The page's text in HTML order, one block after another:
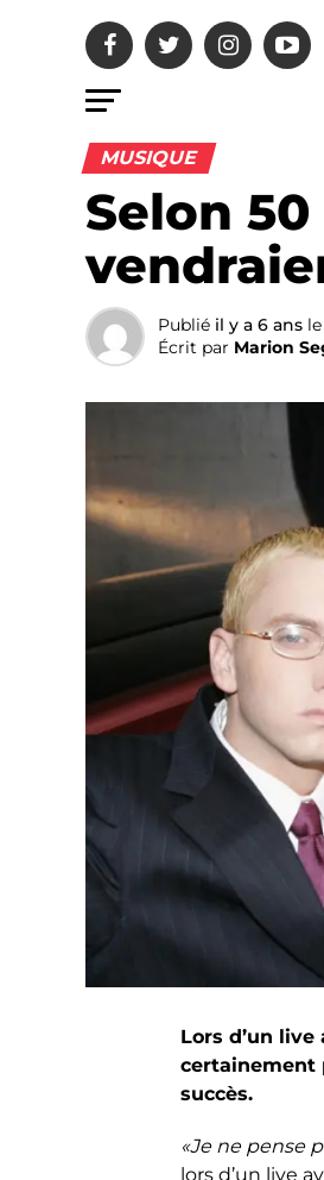
MUSIQUE
Selon
Publié il y a 6 ans le
Écrit par Marion
Lors d’un
certainement
succès.
«Je ne pense
lors d’un live